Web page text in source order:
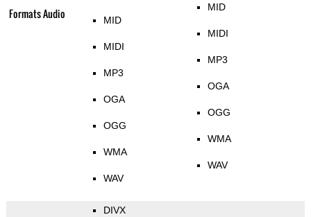
Formats Audio MID
MIDI
MP3
OGA
OGG
WMA
WAV
MID
MIDI
MP3
OGA
OGG
WMA
WAV
DIVX